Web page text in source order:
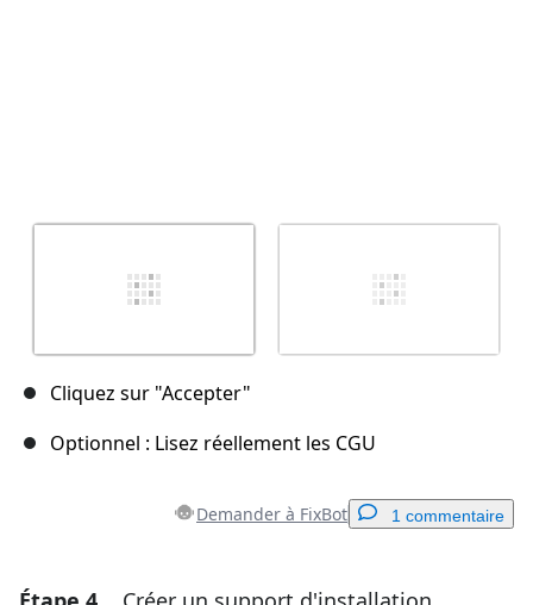
Cliquez sur "Accepter"
Optionnel : Lisez réellement les CGU
Demander à FixBot 1 commentaire
Ajouter un commentaire